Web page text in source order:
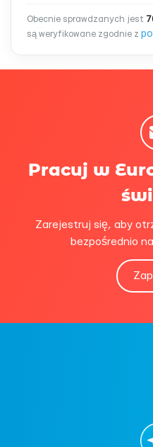
Obecnie sprawdzanych jest
są weryfikowane zgodnie z
Pracuj w
Zarejestruj się, aby
bezpośrednio